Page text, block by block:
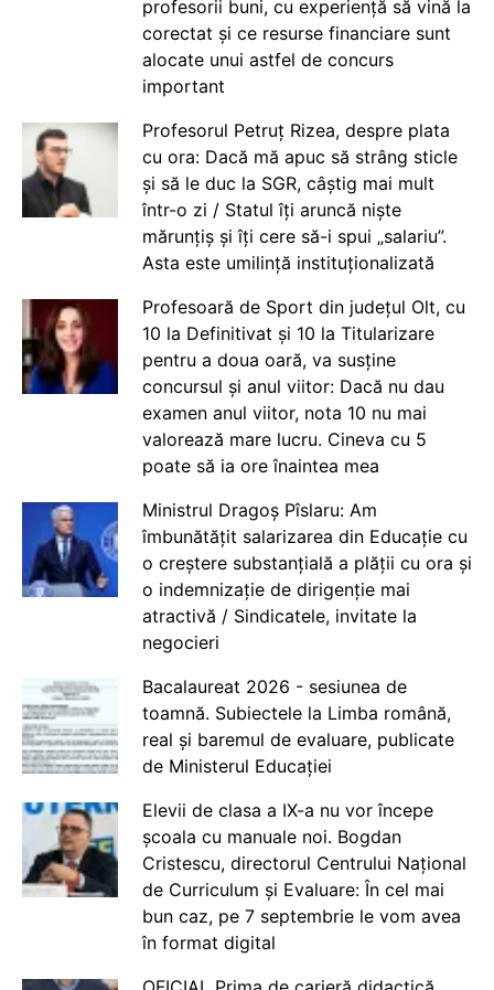
profesorii buni, cu experiență să vină la
corectat și ce resurse financiare sunt
alocate unui astfel de concurs
important
Profesorul Petruț Rizea, despre plata
cu ora: Dacă mă apuc să strâng sticle
și să le duc la SGR, câștig mai mult
într-o zi / Statul îți aruncă niște
mărunțiș și îți cere să-i spui „salariu”.
Asta este umilință instituționalizată
Profesoară de Sport din județul Olt, cu
10 la Definitivat și 10 la Titularizare
pentru a doua oară, va susține
concursul și anul viitor: Dacă nu dau
examen anul viitor, nota 10 nu mai
valorează mare lucru. Cineva cu 5
poate să ia ore înaintea mea
Ministrul Dragoș Pîslaru: Am
îmbunătățit salarizarea din Educație cu
o creștere substanțială a plății cu ora și
o indemnizație de dirigenție mai
atractivă / Sindicatele, invitate la
negocieri
Bacalaureat 2026 - sesiunea de
toamnă. Subiectele la Limba română,
real și baremul de evaluare, publicate
de Ministerul Educației
Elevii de clasa a IX-a nu vor începe
școala cu manuale noi. Bogdan
Cristescu, directorul Centrului Național
de Curriculum și Evaluare: În cel mai
bun caz, pe 7 septembrie le vom avea
în format digital